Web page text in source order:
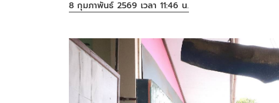
8 กุมภาพันธ์ 2569 เวลา 11:46 น.